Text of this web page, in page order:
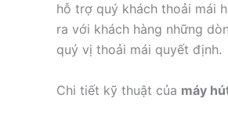
hỗ trợ quý khách thoải mái
ra với khách hàng những
quý vị thoải mái quyết định.
Chi tiết kỹ thuật của máy